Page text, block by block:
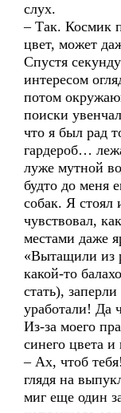
слух.
– Так. Космик
цвет, может
Спустя
интересом
потом
поиски
что я был рад
гардероб…
луже мутной
будто до меня
собак. Я стоял
чувствовал,
местами даже
«Вытащили из
какой-то
стать),
уработали! Да
Из-за моего
синего цвета и
– Ах, чтоб
глядя на
миг еще один